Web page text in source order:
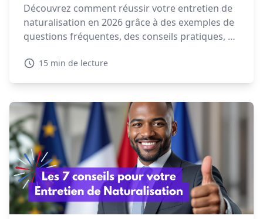
Découvrez comment réussir votre entretien de
naturalisation en 2026 grâce à des exemples de
questions fréquentes, des conseils pratiques, et
15 min de lecture